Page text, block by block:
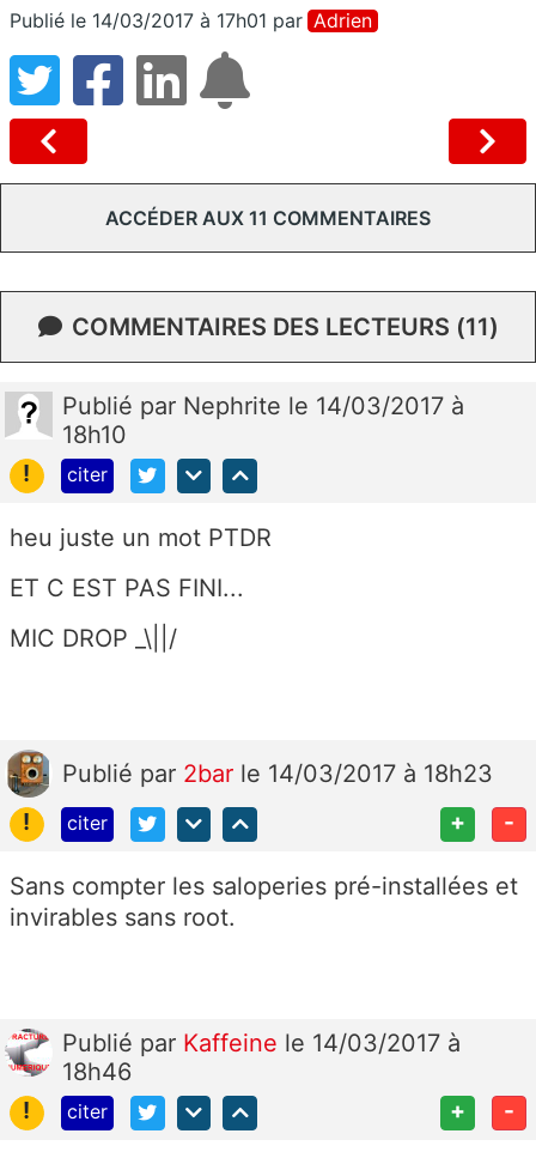
Publié le 14/03/2017 à 17h01 par Adrien
ACCÉDER AUX 11 COMMENTAIRES
COMMENTAIRES DES LECTEURS (11)
Publié par Nephrite le 14/03/2017 à
18h10
!
citer
heu juste un mot PTDR
ET C EST PAS FINI...
MIC DROP _\||/
Publié par 2bar le 14/03/2017 à 18h23
!
citer + -
Sans compter les saloperies pré-installées et
invirables sans root.
Publié par Kaffeine le 14/03/2017 à
18h46
!
citer + -